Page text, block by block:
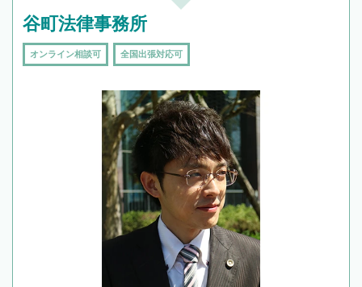
谷町法律事務所
オンライン相談可 全国出張対応可